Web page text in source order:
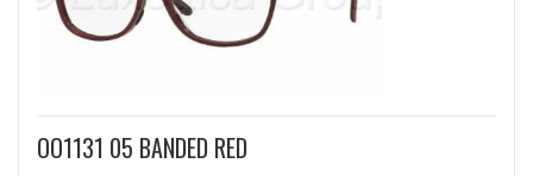
OO1131 05 BANDED RED